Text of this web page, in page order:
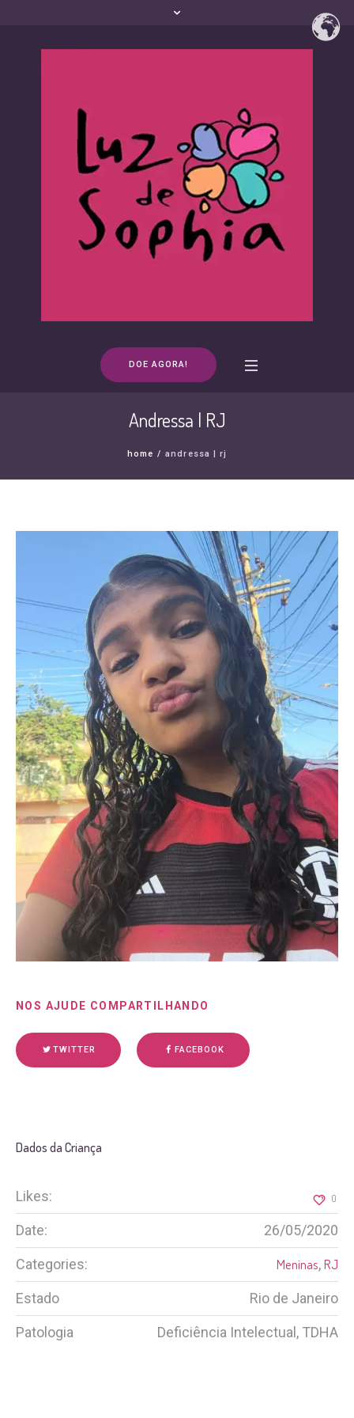
DOE AGORA!
Andressa | RJ
home / andressa | rj
NOS AJUDE COMPARTILHANDO
TWITTER FACEBOOK
Dados da Criança
Likes: 0
Date: 26/05/2020
Categories: Meninas,RJ
Estado Rio de Janeiro
Patologia Deficiência Intelectual, TDHA